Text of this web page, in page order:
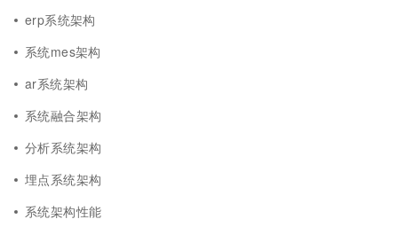
erp系统架构
系统mes架构
ar系统架构
系统融合架构
分析系统架构
埋点系统架构
系统架构性能